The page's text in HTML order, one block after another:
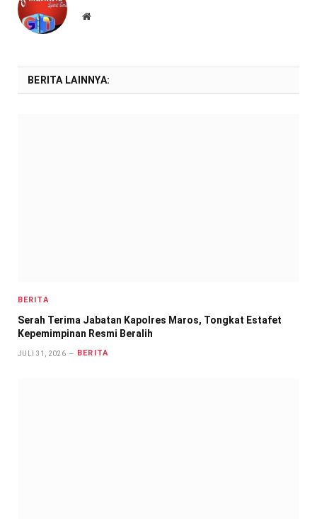
Website
BERITA LAINNYA:
BERITA
Serah Terima Jabatan Kapolres Maros, Tongkat Estafet
Kepemimpinan Resmi Beralih
JULI 31, 2026 BERITA